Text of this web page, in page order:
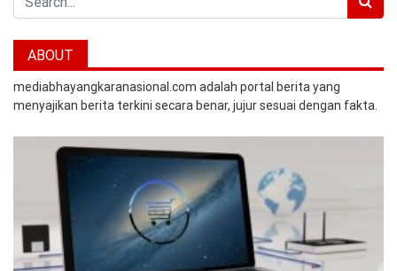
ABOUT
mediabhayangkaranasional.com adalah portal berita yang
menyajikan berita terkini secara benar, jujur sesuai dengan fakta.